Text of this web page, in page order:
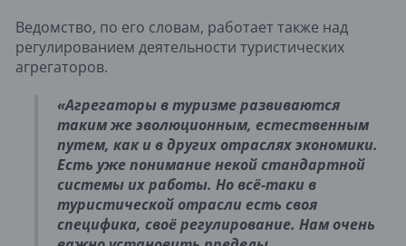
Ведомство, по его словам, работает также над
регулированием деятельности туристических
агрегаторов.
«Агрегаторы в туризме развиваются
таким же эволюционным, естественным
путем, как и в других отраслях экономики.
Есть уже понимание некой стандартной
системы их работы. Но всё-таки в
туристической отрасли есть своя
специфика, своё регулирование. Нам очень